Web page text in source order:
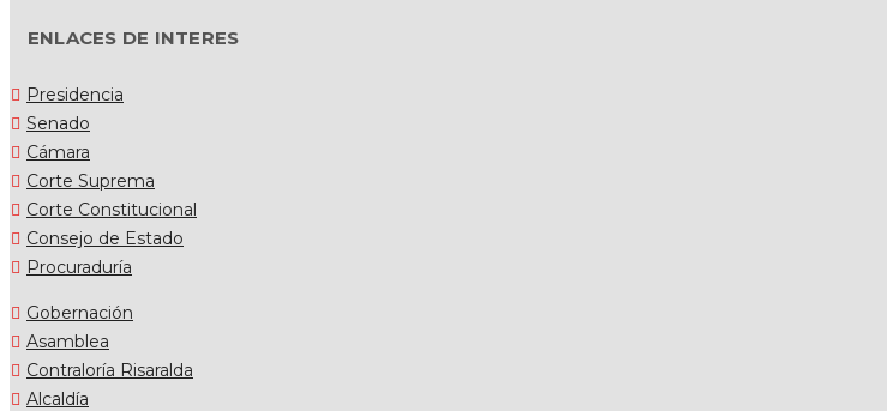
ENLACES DE INTERES
Presidencia
Senado
Cámara
Corte Suprema
Corte Constitucional
Consejo de Estado
Procuraduría
Gobernación
Asamblea
Contraloría Risaralda
Alcaldía